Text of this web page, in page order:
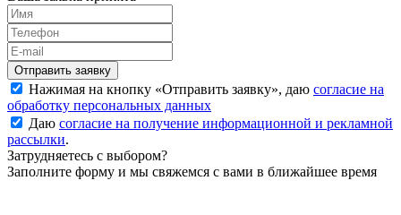
Нажимая на кнопку «Отправить заявку», даю согласие на
обработку персональных данных
Даю согласие на получение информационной и рекламной
рассылки.
Затрудняетесь с выбором?
Заполните форму и мы свяжемся с вами в ближайшее время